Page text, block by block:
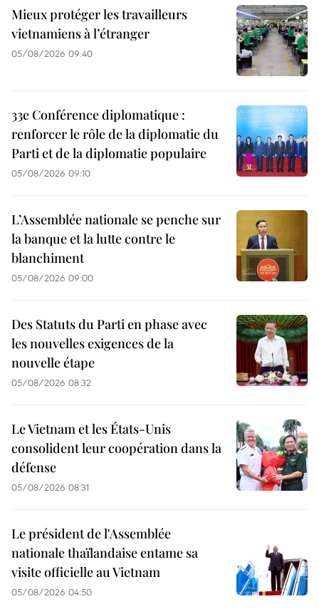
Mieux protéger les travailleurs
vietnamiens à l’étranger
05/08/2026 09:40
33e Conférence diplomatique :
renforcer le rôle de la diplomatie du
Parti et de la diplomatie populaire
05/08/2026 09:10
L’Assemblée nationale se penche sur
la banque et la lutte contre le
blanchiment
05/08/2026 09:00
Des Statuts du Parti en phase avec
les nouvelles exigences de la
nouvelle étape
05/08/2026 08:32
Le Vietnam et les États-Unis
consolident leur coopération dans la
défense
05/08/2026 08:31
Le président de l'Assemblée
nationale thaïlandaise entame sa
visite officielle au Vietnam
05/08/2026 04:50